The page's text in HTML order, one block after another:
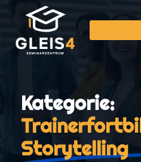
Kategorie:
Storytelling